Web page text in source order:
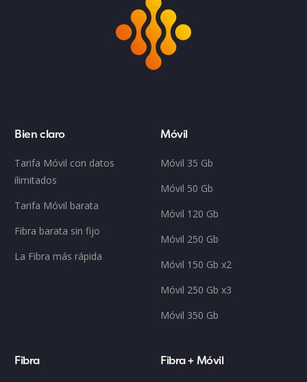
Bien claro
Tarifa Móvil con datos
ilimitados
Tarifa Móvil barata
Fibra barata sin fijo
La Fibra más rápida
Móvil
Móvil 35 Gb
Móvil 50 Gb
Móvil 120 Gb
Móvil 250 Gb
Móvil 150 Gb x2
Móvil 250 Gb x3
Móvil 350 Gb
Fibra Fibra + Móvil